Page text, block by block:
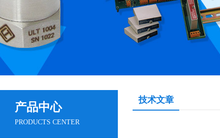
产品中心
PRODUCTS CENTER
技术文章